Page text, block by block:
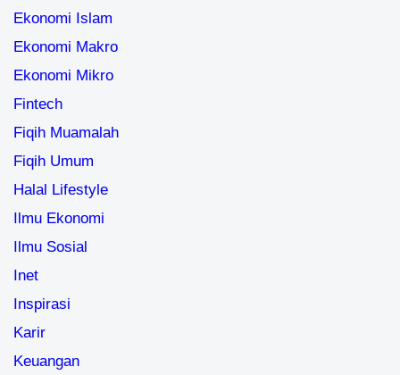
Ekonomi Islam
Ekonomi Makro
Ekonomi Mikro
Fintech
Fiqih Muamalah
Fiqih Umum
Halal Lifestyle
Ilmu Ekonomi
Ilmu Sosial
Inet
Inspirasi
Karir
Keuangan